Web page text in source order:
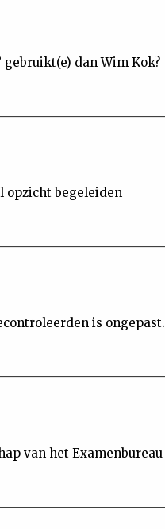
dan Wim Kok?
begeleiden
is ongepast.
van het Examenbureau